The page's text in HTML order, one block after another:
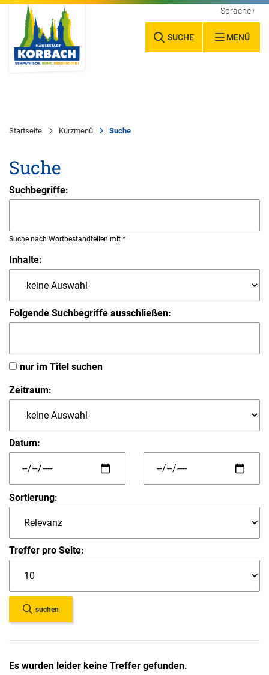
SUCHE MENÜ
Sprache
Startseite Kurzmenü Suche
Suche
Suchbegriffe:
Suche nach Wortbestandteilen mit *
Inhalte:
Folgende Suchbegriffe ausschließen:
nur im Titel suchen
Zeitraum:
Datum:
Sortierung:
Treffer pro Seite:
suchen
Es wurden leider keine Treffer gefunden.